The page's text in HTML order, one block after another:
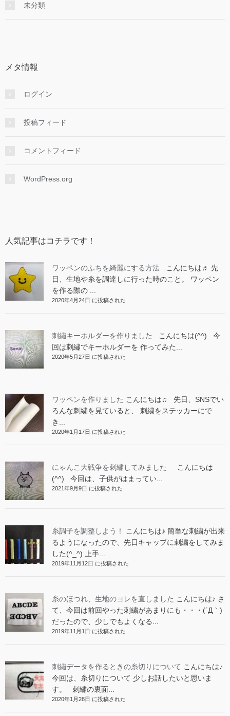
未分類
メタ情報
ログイン
投稿フィード
コメントフィード
WordPress.org
人気記事はコチラです！
ワッペンのふちを綺麗にする方法
こんにちは♬ 先
日、生地や糸を調達しに行った時のこと。 ワッペン
を作る際の ...
2020年4月24日 に投稿された
刺繡キーホルダーを作りました
こんにちは(^^) 今
回は刺繡でキーホルダーを 作ってみた...
2020年5月27日 に投稿された
ワッペンを作りました こんにちは♫ 先日、SNSでい
ろんな刺繍を見ていると、 刺繍をステッカーにで
き...
2020年1月17日 に投稿された
にゃんこ大戦争を刺繡してみました
こんにちは
(^^) 今回は、子供がはまってい...
2021年9月9日 に投稿された
糸調子を調整しよう！
こんにちは♪ 簡単な刺繍が出来
るようになったので、先日キャップに刺繍をしてみま
した(^_^) 上手...
2019年11月12日 に投稿された
糸のほつれ、生地のヨレを直しました こんにちは♪ さ
て、今回は前回やった刺繍があまりにも・・・(´Д｀)
だったので、少しでもよくなる...
2019年11月1日 に投稿された
刺繡データを作るときの糸切りについて こんにちは♪
今回は、糸切りについて 少しお話したいと思いま
す。 刺繡の裏面...
2020年1月28日 に投稿された